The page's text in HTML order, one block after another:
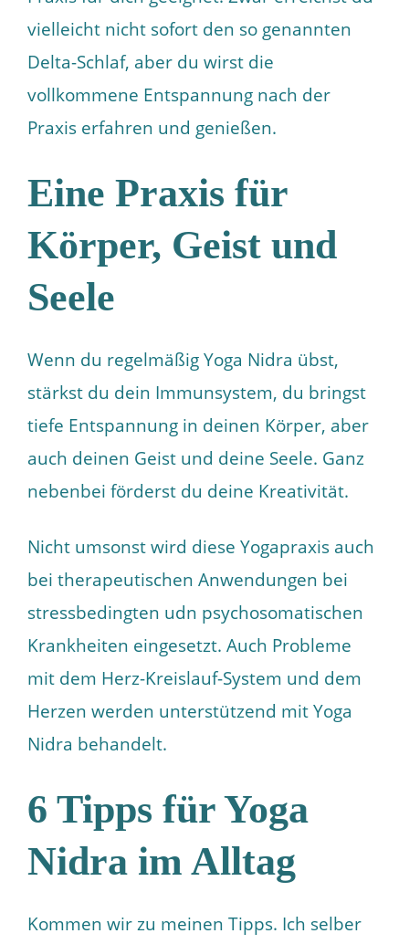
vielleicht nicht sofort den so genannten
Delta-Schlaf, aber du wirst die
vollkommene Entspannung nach der
Praxis erfahren und genießen.
Eine Praxis für
Körper, Geist und
Seele
Wenn du regelmäßig Yoga Nidra übst,
stärkst du dein Immunsystem, du bringst
tiefe Entspannung in deinen Körper, aber
auch deinen Geist und deine Seele. Ganz
nebenbei förderst du deine Kreativität.
Nicht umsonst wird diese Yogapraxis auch
bei therapeutischen Anwendungen bei
stressbedingten udn psychosomatischen
Krankheiten eingesetzt. Auch Probleme
mit dem Herz-Kreislauf-System und dem
Herzen werden unterstützend mit Yoga
Nidra behandelt.
6 Tipps für Yoga
Nidra im Alltag
Kommen wir zu meinen Tipps. Ich selber